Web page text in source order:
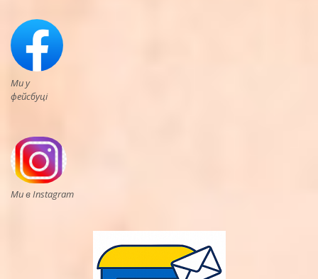
Ми у
фейсбуці
Ми в Instagram